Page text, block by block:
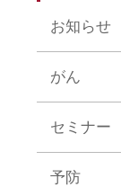
お知らせ
がん
セミナー
予防